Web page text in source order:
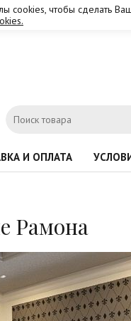
cookies, чтобы сделать
И ОПЛАТА
Рамона